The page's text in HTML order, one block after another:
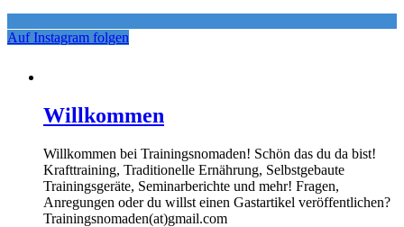
Auf Instagram folgen
Willkommen
Willkommen bei Trainingsnomaden! Schön das du da bist!
Krafttraining, Traditionelle Ernährung, Selbstgebaute
Trainingsgeräte, Seminarberichte und mehr! Fragen,
Anregungen oder du willst einen Gastartikel veröffentlichen?
Trainingsnomaden(at)gmail.com